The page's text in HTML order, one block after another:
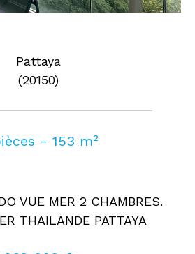
Pattaya
(20150)
- 153 m²
VUE MER 2 CHAMBRES.
THAILANDE PATTAYA